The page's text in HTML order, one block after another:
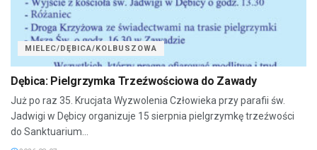
MIELEC/DĘBICA/KOLBUSZOWA
Dębica: Pielgrzymka Trzeźwościowa do Zawady
Już po raz 35. Krucjata Wyzwolenia Człowieka przy parafii św.
Jadwigi w Dębicy organizuje 15 sierpnia pielgrzymkę trzeźwości
do Sanktuarium...